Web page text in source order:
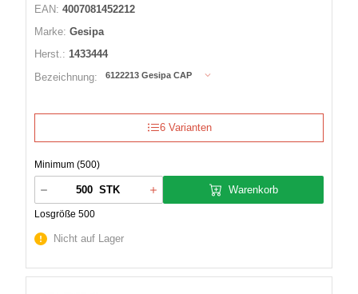
EAN: 4007081452212
Marke: Gesipa
Herst.: 1433444
Bezeichnung:
6122213 Gesipa CAP
6 Varianten
Minimum (500)
STK
Losgröße 500
Warenkorb
Nicht auf Lager